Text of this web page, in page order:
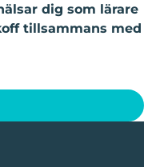
dig som lärare
tillsammans med